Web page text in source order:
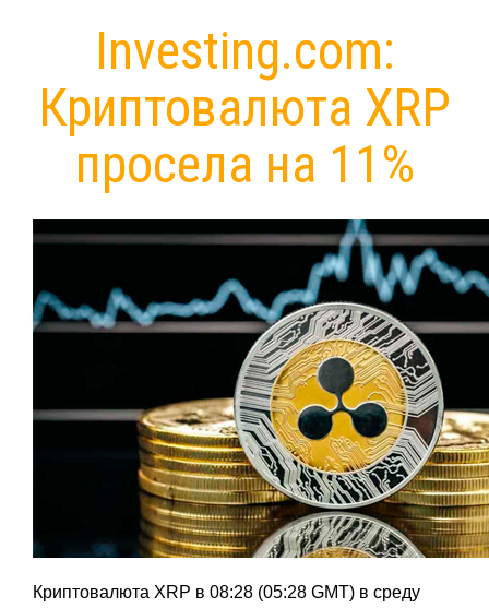
Investing.com:
Криптовалюта XRP
просела на 11%
Криптовалюта XRP в 08:28 (05:28 GMT) в среду